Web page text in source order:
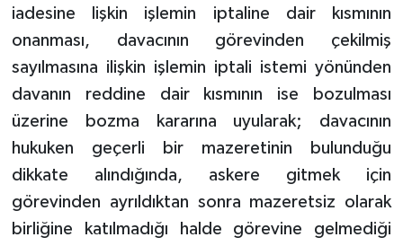
iadesine lişkin işlemin iptaline dair kısmının
onanması, davacının görevinden çekilmiş
sayılmasına ilişkin işlemin iptali istemi yönünden
davanın reddine dair kısmının ise bozulması
üzerine bozma kararına uyularak; davacının
hukuken geçerli bir mazeretinin bulunduğu
dikkate alındığında, askere gitmek için
görevinden ayrıldıktan sonra mazeretsiz olarak
birliğine katılmadığı halde görevine gelmediği